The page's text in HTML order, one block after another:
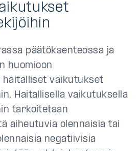
päätöksenteossa ja
huomioon
vaikutukset
Haitallisella vaikutuksella
tarkoitetaan
aiheutuvia olennaisia tai
negatiivisia